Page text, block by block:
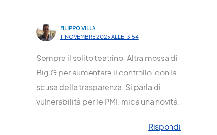
FILIPPO VILLA
11 NOVEMBRE 2025 ALLE 13:54
Sempre il solito teatrino. Altra mossa di
Big G per aumentare il controllo, con la
scusa della trasparenza. Si parla di
vulnerabilità per le PMI, mica una novità.
Rispondi